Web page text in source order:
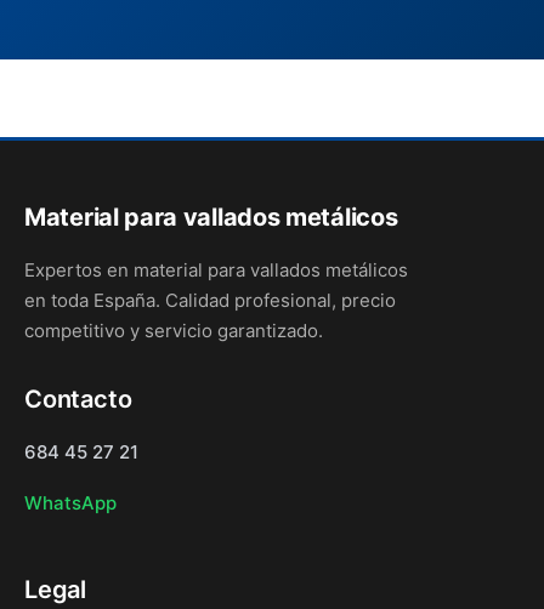
Material para vallados metálicos
Expertos en material para vallados metálicos
en toda España. Calidad profesional, precio
competitivo y servicio garantizado.
Contacto
684 45 27 21
WhatsApp
Legal